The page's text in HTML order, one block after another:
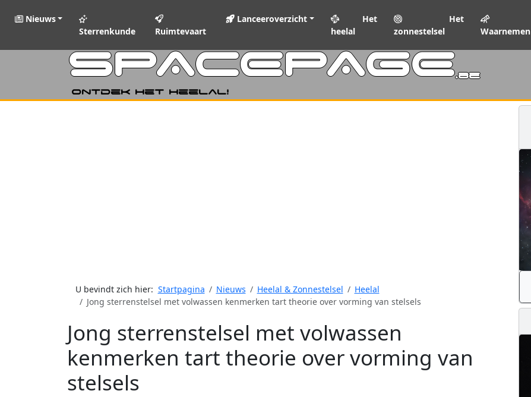
Nieuws
Sterrenkunde
Ruimtevaart
Lanceeroverzicht
Het
heelal
Het
zonnestelsel
Waarnemen
SPACEPAGE.be
Ontdek het heelal!
U bevindt zich hier: Startpagina Nieuws Heelal & Zonnestelsel
Heelal
Jong sterrenstelsel met volwassen kenmerken tart theorie over vorming van stelsels
Jong sterrenstelsel met volwassen
kenmerken tart theorie over vorming van
stelsels